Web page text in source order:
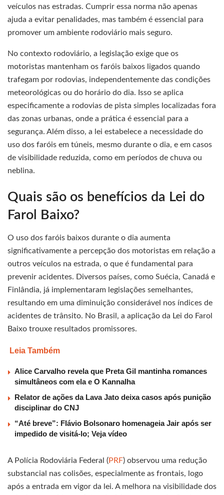
veículos nas estradas. Cumprir essa norma não apenas
ajuda a evitar penalidades, mas também é essencial para
promover um ambiente rodoviário mais seguro.
No contexto rodoviário, a legislação exige que os
motoristas mantenham os faróis baixos ligados quando
trafegam por rodovias, independentemente das condições
meteorológicas ou do horário do dia. Isso se aplica
especificamente a rodovias de pista simples localizadas fora
das zonas urbanas, onde a prática é essencial para a
segurança. Além disso, a lei estabelece a necessidade do
uso dos faróis em túneis, mesmo durante o dia, e em casos
de visibilidade reduzida, como em períodos de chuva ou
neblina.
Quais são os benefícios da Lei do
Farol Baixo?
O uso dos faróis baixos durante o dia aumenta
significativamente a percepção dos motoristas em relação a
outros veículos na estrada, o que é fundamental para
prevenir acidentes. Diversos países, como Suécia, Canadá e
Finlândia, já implementaram legislações semelhantes,
resultando em uma diminuição considerável nos índices de
acidentes de trânsito. No Brasil, a aplicação da Lei do Farol
Baixo trouxe resultados promissores.
Leia Também
Alice Carvalho revela que Preta Gil mantinha romances
simultâneos com ela e O Kannalha
Relator de ações da Lava Jato deixa casos após punição
disciplinar do CNJ
“Até breve”: Flávio Bolsonaro homenageia Jair após ser
impedido de visitá-lo; Veja vídeo
A Polícia Rodoviária Federal (PRF) observou uma redução
substancial nas colisões, especialmente as frontais, logo
após a entrada em vigor da lei. A melhora na visibilidade dos